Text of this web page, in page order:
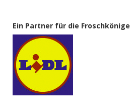
Ein Partner für die Froschkönige